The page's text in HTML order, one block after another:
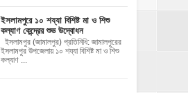
ইসলামপুরে ১০ শয্যা বিশিষ্ট মা ও শিশু
কল্যাণ কেন্দ্রের শুভ উদ্বোধন
ইসলামপুর (জামালপুর) প্রতিনিধি: জামালপুরের
ইসলামপুর উপজেলায় ১০ শয্যা বিশিষ্ট মা ও শিশু
কল্যাণ ...